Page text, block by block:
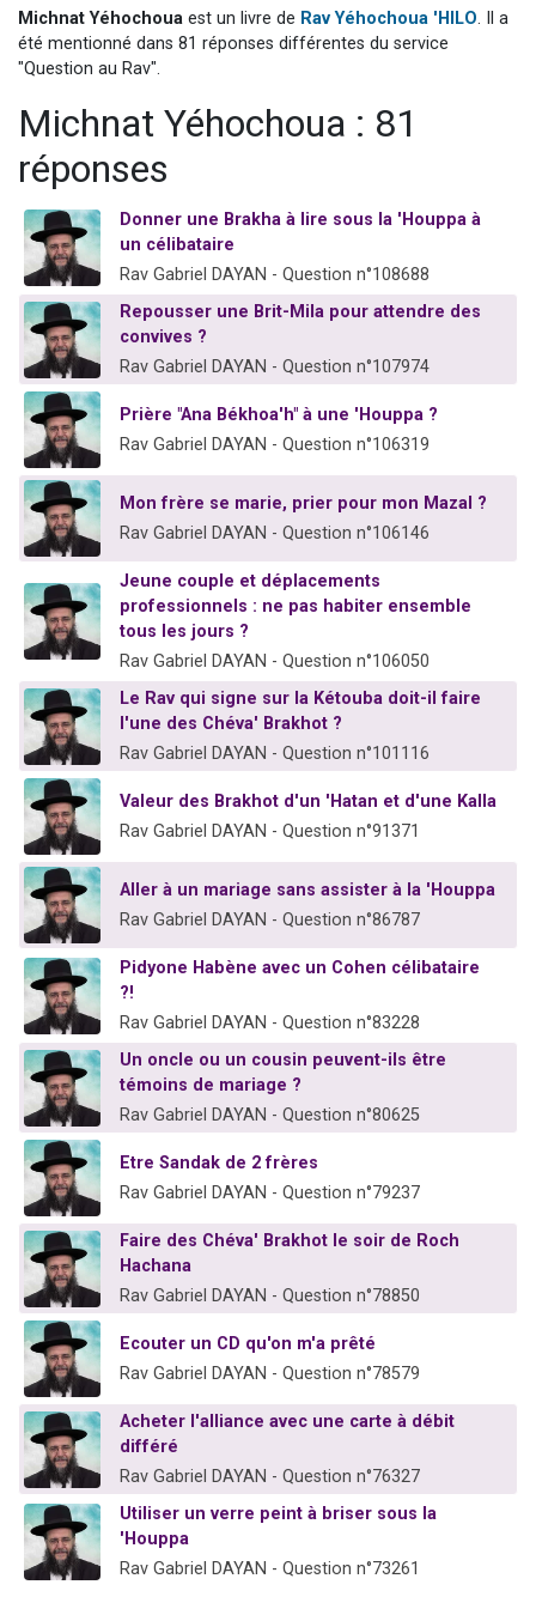
Il reste 49 places pour étudier en groupe sur Zoom
12 nouvelles musiques dans Torah-Box Music
Michnat Yéhochoua est un livre de Rav Yéhochoua 'HILO. Il a
été mentionné dans 81 réponses différentes du service
"Question au Rav".
Michnat Yéhochoua : 81
réponses
Donner une Brakha à lire sous la 'Houppa à
un célibataire
Rav Gabriel DAYAN - Question n°108688
Repousser une Brit-Mila pour attendre des
convives ?
Rav Gabriel DAYAN - Question n°107974
Prière "Ana Békhoa'h" à une 'Houppa ?
Rav Gabriel DAYAN - Question n°106319
Mon frère se marie, prier pour mon Mazal ?
Rav Gabriel DAYAN - Question n°106146
Jeune couple et déplacements
professionnels : ne pas habiter ensemble
tous les jours ?
Rav Gabriel DAYAN - Question n°106050
Le Rav qui signe sur la Kétouba doit-il faire
l'une des Chéva' Brakhot ?
Rav Gabriel DAYAN - Question n°101116
Valeur des Brakhot d'un 'Hatan et d'une Kalla
Rav Gabriel DAYAN - Question n°91371
Aller à un mariage sans assister à la 'Houppa
Rav Gabriel DAYAN - Question n°86787
Pidyone Habène avec un Cohen célibataire
?!
Rav Gabriel DAYAN - Question n°83228
Un oncle ou un cousin peuvent-ils être
témoins de mariage ?
Rav Gabriel DAYAN - Question n°80625
Etre Sandak de 2 frères
Rav Gabriel DAYAN - Question n°79237
Faire des Chéva' Brakhot le soir de Roch
Hachana
Rav Gabriel DAYAN - Question n°78850
Ecouter un CD qu'on m'a prêté
Rav Gabriel DAYAN - Question n°78579
Acheter l'alliance avec une carte à débit
différé
Rav Gabriel DAYAN - Question n°76327
Utiliser un verre peint à briser sous la
'Houppa
Rav Gabriel DAYAN - Question n°73261